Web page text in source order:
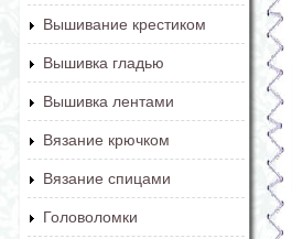
Вышивание крестиком
Вышивка гладью
Вышивка лентами
Вязание крючком
Вязание спицами
Головоломки